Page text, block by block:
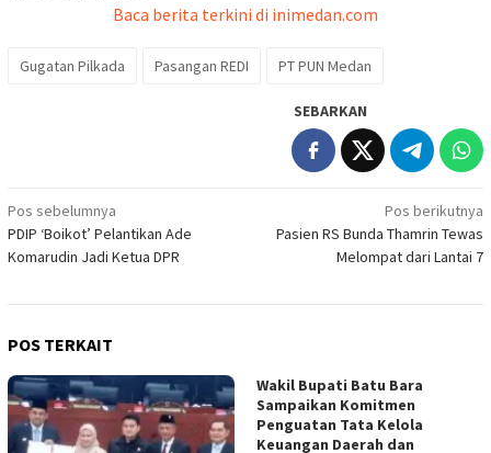
Baca berita terkini di inimedan.com
Gugatan Pilkada Pasangan REDI PT PUN Medan
SEBARKAN
Navigasi
pos
Pos sebelumnya
PDIP ‘Boikot’ Pelantikan Ade
Komarudin Jadi Ketua DPR
Pos berikutnya
Pasien RS Bunda Thamrin Tewas
Melompat dari Lantai 7
POS TERKAIT
Wakil Bupati Batu Bara
Sampaikan Komitmen
Penguatan Tata Kelola
Keuangan Daerah dan